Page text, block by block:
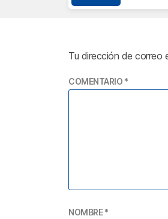
Tu dirección de correo
COMENTARIO *
NOMBRE*